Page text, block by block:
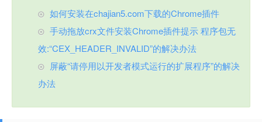
如何安装在chajian5.com下载的Chrome插件
手动拖放crx文件安装Chrome插件提示 程序包无
效:“CEX_HEADER_INVALID”的解决办法
屏蔽“请停用以开发者模式运行的扩展程序”的解决
办法